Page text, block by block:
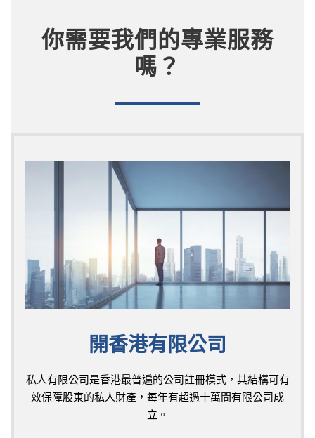
你需要我們的專業服務
嗎？
開香港有限公司
私人有限公司是香港最普遍的公司註冊模式，其結構可有
效保障股東的私人財產，每年有超過十萬間有限公司成
立。